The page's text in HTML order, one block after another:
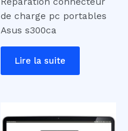
de charge pc portables
Asus s300ca
Lire la suite